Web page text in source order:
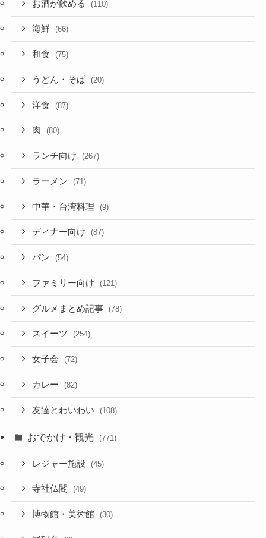
お酒が飲める (110)
海鮮 (66)
和食 (75)
うどん・そば (20)
洋食 (87)
肉 (80)
ランチ向け (267)
ラーメン (71)
中華・台湾料理 (9)
ディナー向け (87)
パン (54)
ファミリー向け (121)
グルメまとめ記事 (78)
スイーツ (254)
女子会 (72)
カレー (82)
友達とわいわい (108)
おでかけ・観光 (771)
レジャー施設 (45)
寺社仏閣 (49)
博物館・美術館 (30)